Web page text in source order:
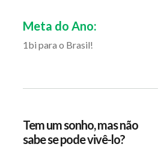
Meta do Ano:
1bi para o Brasil!
Tem um sonho, mas não
sabe se pode vivê-lo?